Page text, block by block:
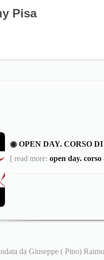
Pisa
◉ OPEN DAY. CORSO
[ read more: open day.
da Giuseppe ( Pino)